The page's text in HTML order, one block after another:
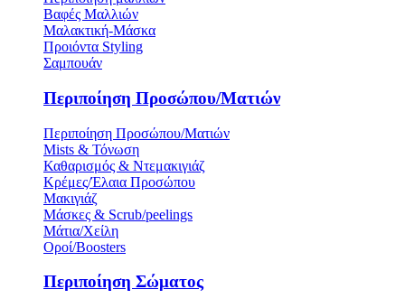
Βαφές Μαλλιών
Μαλακτική-Μάσκα
Προιόντα Styling
Σαμπουάν
Περιποίηση Προσώπου/Ματιών
Περιποίηση Προσώπου/Ματιών
Mists & Τόνωση
Καθαρισμός & Ντεμακιγιάζ
Κρέμες/Έλαια Προσώπου
Μακιγιάζ
Μάσκες & Scrub/peelings
Μάτια/Χείλη
Οροί/Boosters
Περιποίηση Σώματος